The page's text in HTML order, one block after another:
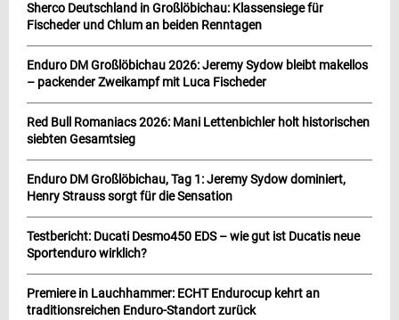
Sherco Deutschland in Großlöbichau: Klassensiege für
Fischeder und Chlum an beiden Renntagen
Enduro DM Großlöbichau 2026: Jeremy Sydow bleibt makellos
– packender Zweikampf mit Luca Fischeder
Red Bull Romaniacs 2026: Mani Lettenbichler holt historischen
siebten Gesamtsieg
Enduro DM Großlöbichau, Tag 1: Jeremy Sydow dominiert,
Henry Strauss sorgt für die Sensation
Testbericht: Ducati Desmo450 EDS – wie gut ist Ducatis neue
Sportenduro wirklich?
Premiere in Lauchhammer: ECHT Endurocup kehrt an
traditionsreichen Enduro-Standort zurück